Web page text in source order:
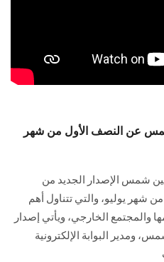
شمس عن النصف الأول من شهر
شمس الإصدار الجديد من
شهر يوليو، والتي تتناول أهم
والمجتمع الخارجي، ويأتي إصدار
ومدير البوابة الإلكترونية